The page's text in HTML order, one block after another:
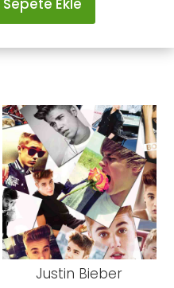
Sepete Ekle
Justin Bieber